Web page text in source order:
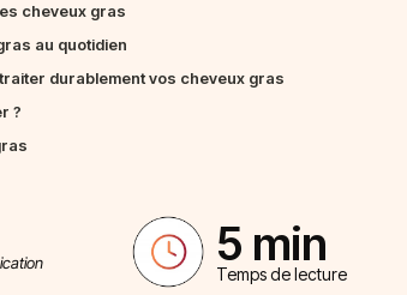
cheveux gras
au quotidien
durablement vos cheveux gras
?
5 min
Temps de lecture